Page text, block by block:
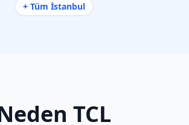
+ Tüm İstanbul
TCL